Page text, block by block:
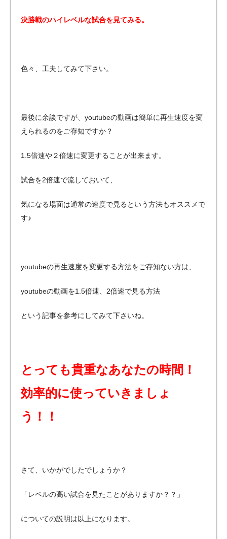
決勝戦のハイレベルな試合を見てみる。
色々、工夫してみて下さい。
最後に余談ですが、youtubeの動画は簡単に再生速度を変
えられるのをご存知ですか？
1.5倍速や２倍速に変更することが出来ます。
試合を2倍速で流しておいて、
気になる場面は通常の速度で見るという方法もオススメで
す♪
youtubeの再生速度を変更する方法をご存知ない方は、
youtubeの動画を1.5倍速、2倍速で見る方法
という記事を参考にしてみて下さいね。
とっても貴重なあなたの時間！
効率的に使っていきましょ
う！！
さて、いかがでしたでしょうか？
「レベルの高い試合を見たことがありますか？？」
についての説明は以上になります。